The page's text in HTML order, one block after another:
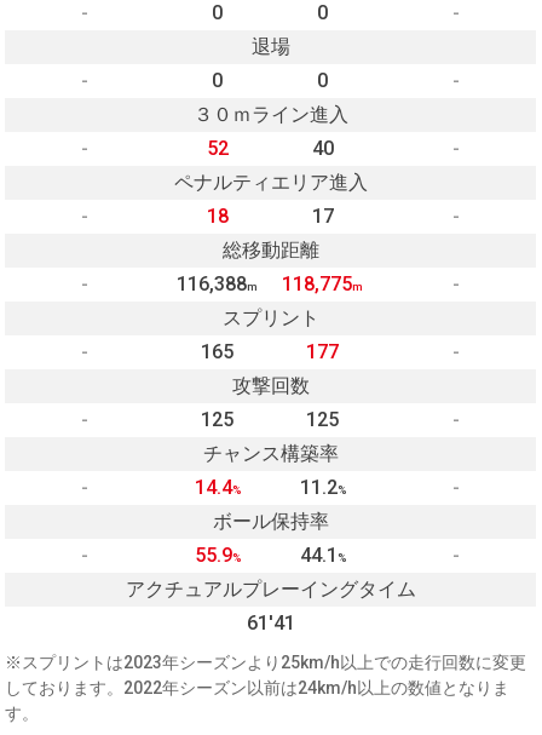
-
0 0
-
退場
-
0 0
-
３０ｍライン進入
-
52 40
-
ペナルティエリア進入
-
18 17
-
総移動距離
-
116,388m 118,775m
-
スプリント
-
165 177
-
攻撃回数
-
125 125
-
チャンス構築率
-
14.4% 11.2%
-
ボール保持率
-
55.9% 44.1 %
-
アクチュアルプレーイングタイム
61'41
※スプリントは2023年シーズンより25km/h以上での走行回数に変更
しております。2022年シーズン以前は24km/h以上の数値となりま
す。